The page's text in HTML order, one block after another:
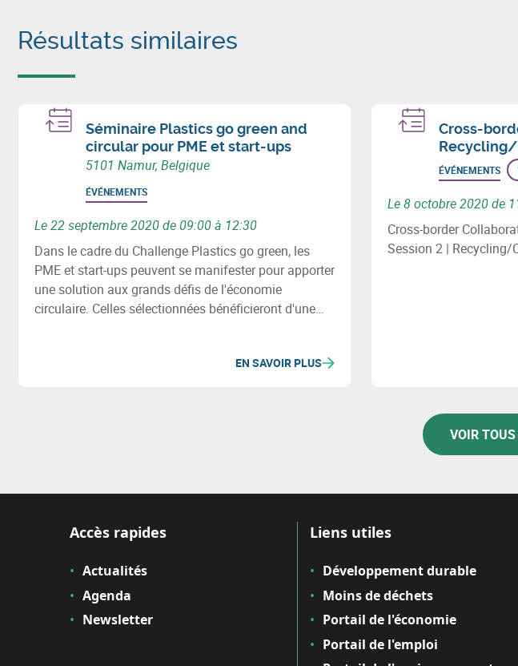
Résultats similaires
Séminaire Plastics go green and
circular pour PME et start-ups
5101 Namur, Belgique
ÉVÉNEMENTS
Le 22 septembre 2020 de 09:00 à 12:30
Dans le cadre du Challenge Plastics go green, les
PME et start-ups peuvent se manifester pour apporter
une solution aux grands défis de l'économie
circulaire. Celles sélectionnées bénéficieront d'une
EN SAVOIR PLUS
Cross-
ÉVÉNEMENTS
Le 8 octobre 2020 de
Cross-border
Session 2 | Recycling/
VOIR
Accès rapides
Actualités
Agenda
Newsletter
Liens utiles
Développement durable
Moins de déchets
Portail de l'économie
Portail de l'emploi